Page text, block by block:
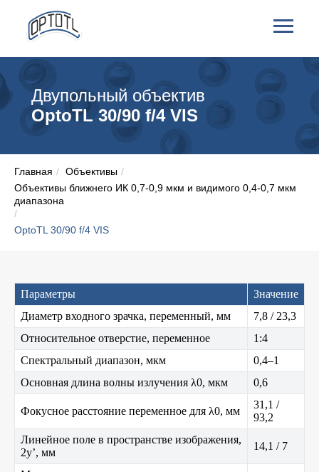
Двупольный объектив
OptoTL 30/90 f/4 VIS
Главная / Объективы /
Объективы ближнего ИК 0,7-0,9 мкм и видимого 0,4-0,7 мкм
диапазона
/
OptoTL 30/90 f/4 VIS
Параметры
Значение
Диаметр входного зрачка, переменный, мм
7,8 / 23,3
Относительное отверстие, переменное
1:4
Спектральный диапазон, мкм
0,4–1
Основная длина волны излучения λ0, мкм
0,6
Фокусное расстояние переменное для λ0, мм
31,1 /
93,2
Линейное поле в пространстве изображения,
2y’, мм
14,1 / 7